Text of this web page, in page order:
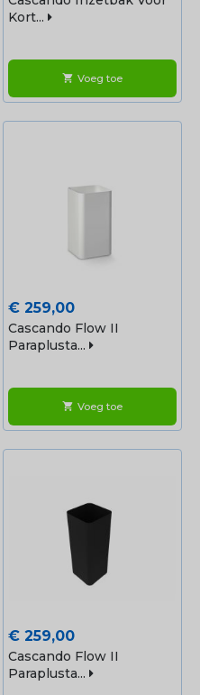
Kort...
shopping_cart Voeg toe
Prijs
€ 259,00
Cascando Flow II
Paraplusta...
shopping_cart Voeg toe
Prijs
€ 259,00
Cascando Flow II
Paraplusta...